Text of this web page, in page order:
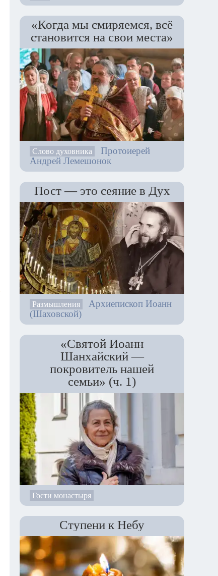
«Когда мы смиряемся, всё
становится на свои места»
Слово духовника
Протоиерей
Андрей Лемешонок
Пост — это сеяние в Дух
Размышления
Архиепископ Иоанн
(Шаховской)
«Святой Иоанн
Шанхайский —
покровитель нашей
семьи» (ч. 1)
Гости монастыря
Ступени к Небу